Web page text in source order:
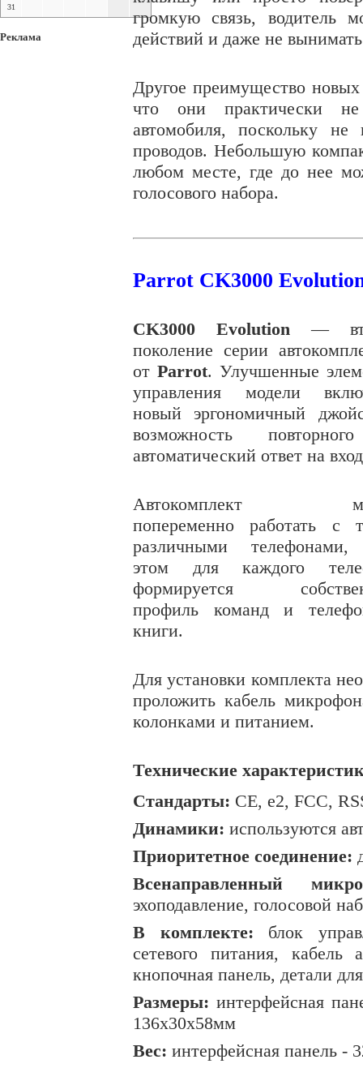
31
Реклама
громкую связь, водитель
действий и даже не
Другое преимущество
что они практически
автомобиля, поскольку
проводов. Небольшую
любом месте, где до нее
голосового набора.
Parrot CK3000
CK3000 Evolution —
поколение серии
от Parrot. Улучшенные
управления модели
новый эргономичный
возможность
автоматический ответ на
Автокомплект
попеременно работать с
различными
этом для каждого
формируется
профиль команд и
книги.
Для установки комплекта
проложить кабель
колонками и питанием.
Технические
Стандарты: СE, e2, FCC,
Динамики: используются
Приоритетное соединение:
Всенаправленный
эхоподавление, голосовой
В комплекте: блок
сетевого питания, кабель
кнопочная панель, детали
Размеры: интерфейсная
136x30x58мм
Вес: интерфейсная панель -